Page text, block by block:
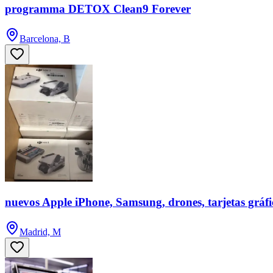
programma DETOX Clean9 Forever
Barcelona, B
nuevos Apple iPhone, Samsung, drones, tarjetas
Madrid, M